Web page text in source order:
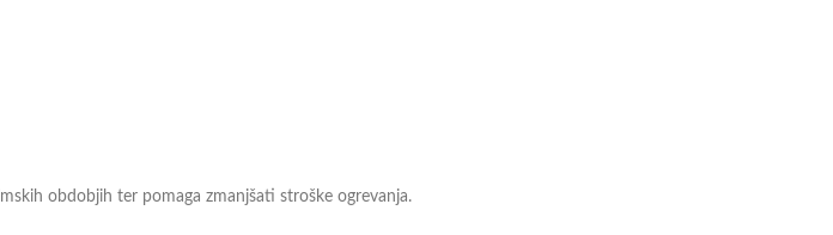
obdobjih ter pomaga zmanjšati stroške ogrevanja.